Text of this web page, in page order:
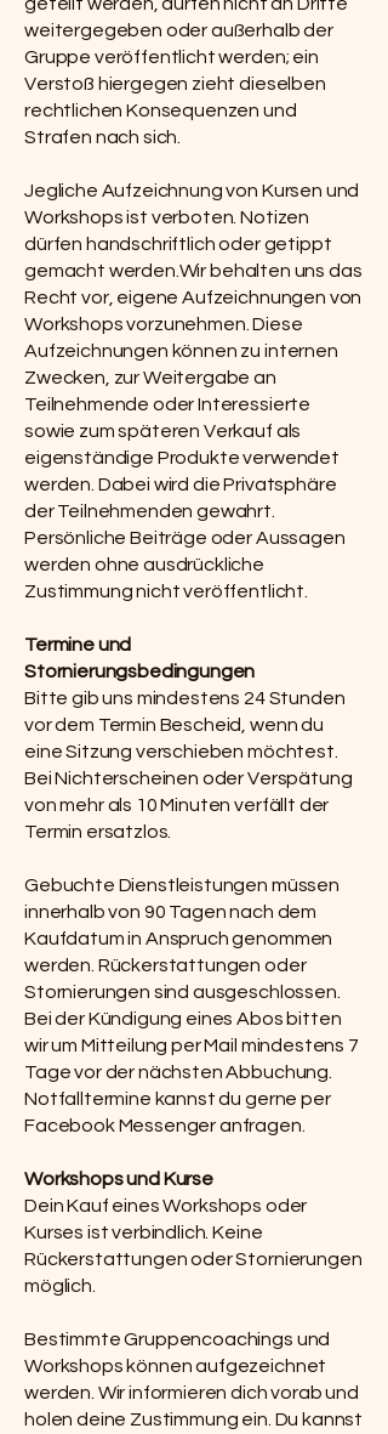
weitergegeben oder außerhalb der
Gruppe veröffentlicht werden; ein
Verstoß hiergegen zieht dieselben
rechtlichen Konsequenzen und
Strafen nach sich.
Jegliche Aufzeichnung von Kursen und
Workshops ist verboten. Notizen
dürfen handschriftlich oder getippt
gemacht werden. Wir behalten uns das
Recht vor, eigene Aufzeichnungen von
Workshops vorzunehmen. Diese
Aufzeichnungen können zu internen
Zwecken, zur Weitergabe an
Teilnehmende oder Interessierte
sowie zum späteren Verkauf als
eigenständige Produkte verwendet
werden. Dabei wird die Privatsphäre
der Teilnehmenden gewahrt.
Persönliche Beiträge oder Aussagen
werden ohne ausdrückliche
Zustimmung nicht veröffentlicht.
Termine und
Stornierungsbedingungen
Bitte gib uns mindestens 24 Stunden
vor dem Termin Bescheid, wenn du
eine Sitzung verschieben möchtest.
Bei Nichterscheinen oder Verspätung
von mehr als 10 Minuten verfällt der
Termin ersatzlos.
Gebuchte Dienstleistungen müssen
innerhalb von 90 Tagen nach dem
Kaufdatum in Anspruch genommen
werden. Rückerstattungen oder
Stornierungen sind ausgeschlossen.
Bei der Kündigung eines Abos bitten
wir um Mitteilung per Mail mindestens 7
Tage vor der nächsten Abbuchung.
Notfalltermine kannst du gerne per
Facebook Messenger anfragen.
Workshops und Kurse
Dein Kauf eines Workshops oder
Kurses ist verbindlich. Keine
Rückerstattungen oder Stornierungen
möglich.
Bestimmte Gruppencoachings und
Workshops können aufgezeichnet
werden. Wir informieren dich vorab und
holen deine Zustimmung ein. Du kannst